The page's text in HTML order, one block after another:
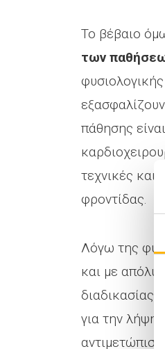
Το βέβαιο
των
πάθησης
τεχνικές και
φροντίδας.
Λόγω της
και με
διαδικασίας
για την λήψη